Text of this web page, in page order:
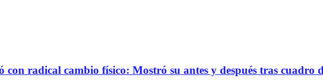
radical cambio físico: Mostró su antes y después tras cuadro